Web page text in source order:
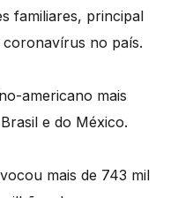
familiares, principal
no país.
americano mais
e do México.
mais de 743 mil